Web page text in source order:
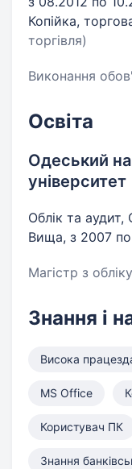
Копійка,
торгівля)
Виконання
Освіта
Одеський
університет
Облік та аудит,
Вища, з 2007
Магістр з
Знання і
Висока
MS Office
Користувач ПК
Знання